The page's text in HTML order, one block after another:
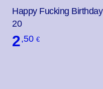
Happy Fucking Birthday
20
2,50 €